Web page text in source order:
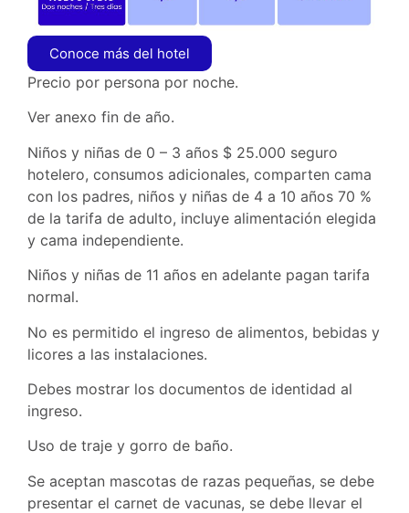
Conoce más del hotel
Precio por persona por noche.
Ver anexo fin de año.
Niños y niñas de 0 – 3 años $ 25.000 seguro
hotelero, consumos adicionales, comparten cama
con los padres, niños y niñas de 4 a 10 años 70 %
de la tarifa de adulto, incluye alimentación elegida
y cama independiente.
Niños y niñas de 11 años en adelante pagan tarifa
normal.
No es permitido el ingreso de alimentos, bebidas y
licores a las instalaciones.
Debes mostrar los documentos de identidad al
ingreso.
Uso de traje y gorro de baño.
Se aceptan mascotas de razas pequeñas, se debe
presentar el carnet de vacunas, se debe llevar el